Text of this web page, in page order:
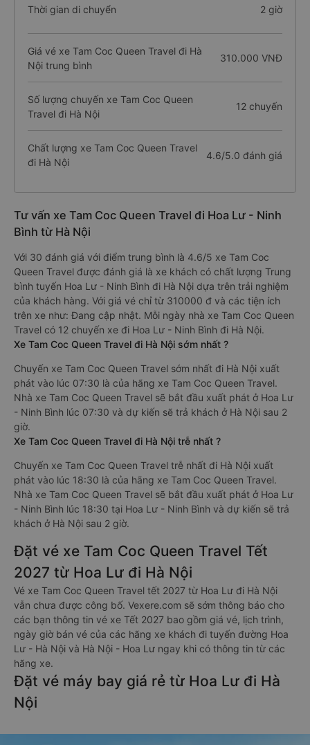
Thời gian di chuyển 2 giờ
Giá vé xe Tam Coc Queen Travel đi Hà
Nội trung bình
310.000 VNĐ
Số lượng chuyến xe Tam Coc Queen
Travel đi Hà Nội
12 chuyến
Chất lượng xe Tam Coc Queen Travel
đi Hà Nội
4.6/5.0 đánh giá
Tư vấn xe Tam Coc Queen Travel đi Hoa Lư - Ninh
Bình từ Hà Nội
Với 30 đánh giá với điểm trung bình là 4.6/5 xe Tam Coc
Queen Travel được đánh giá là xe khách có chất lượng Trung
bình tuyến Hoa Lư - Ninh Bình đi Hà Nội dựa trên trải nghiệm
của khách hàng. Với giá vé chỉ từ 310000 đ và các tiện ích
trên xe như: Đang cập nhật. Mỗi ngày nhà xe Tam Coc Queen
Travel có 12 chuyến xe đi Hoa Lư - Ninh Bình đi Hà Nội.
Xe Tam Coc Queen Travel đi Hà Nội sớm nhất ?
Chuyến xe Tam Coc Queen Travel sớm nhất đi Hà Nội xuất
phát vào lúc 07:30 là của hãng xe Tam Coc Queen Travel.
Nhà xe Tam Coc Queen Travel sẽ bắt đầu xuất phát ở Hoa Lư
- Ninh Bình lúc 07:30 và dự kiến sẽ trả khách ở Hà Nội sau 2
giờ.
Xe Tam Coc Queen Travel đi Hà Nội trễ nhất ?
Chuyến xe Tam Coc Queen Travel trễ nhất đi Hà Nội xuất
phát vào lúc 18:30 là của hãng xe Tam Coc Queen Travel.
Nhà xe Tam Coc Queen Travel sẽ bắt đầu xuất phát ở Hoa Lư
- Ninh Bình lúc 18:30 tại Hoa Lư - Ninh Bình và dự kiến sẽ trả
khách ở Hà Nội sau 2 giờ.
Đặt vé xe Tam Coc Queen Travel Tết
2027 từ Hoa Lư đi Hà Nội
Vé xe Tam Coc Queen Travel tết 2027 từ Hoa Lư đi Hà Nội
vẫn chưa được công bố. Vexere.com sẽ sớm thông báo cho
các bạn thông tin vé xe Tết 2027 bao gồm giá vé, lịch trình,
ngày giờ bán vé của các hãng xe khách đi tuyến đường Hoa
Lư - Hà Nội và Hà Nội - Hoa Lư ngay khi có thông tin từ các
hãng xe.
Đặt vé máy bay giá rẻ từ Hoa Lư đi Hà
Nội